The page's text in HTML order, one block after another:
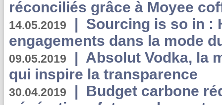
réconciliés grâce à Moyee
14.05.2019 | Sourcing is so in :
engagements dans la mode
09.05.2019 | Absolut Vodka, la
qui inspire la transparence
30.04.2019 | Budget carbone